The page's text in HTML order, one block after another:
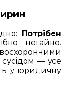
Потрібен
негайно.
— усе
у юридичну